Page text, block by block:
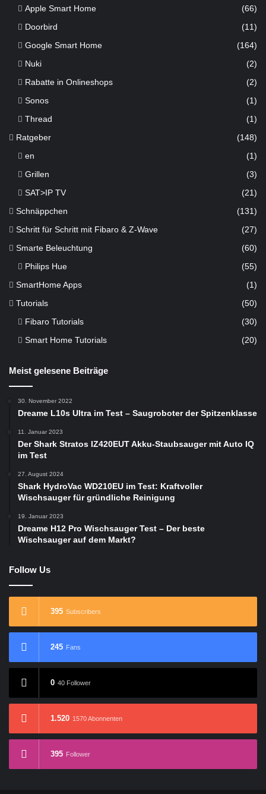
Apple Smart Home
(66)
Doorbird
(11)
Google Smart Home
(164)
Nuki
(2)
Rabatte in Onlineshops
(2)
Sonos
(1)
Thread
(1)
Ratgeber (148)
en
(1)
Grillen
(3)
SAT>IP TV
(21)
Schnäppchen (131)
Schritt für Schritt mit Fibaro & Z-Wave (27)
Smarte Beleuchtung (60)
Philips Hue (55)
SmartHome Apps (1)
Tutorials (50)
Fibaro Tutorials
(30)
Smart Home Tutorials
(20)
Meist gelesene Beiträge
30. November 2022
Dreame L10s Ultra im Test – Saugroboter der Spitzenklasse
11. Januar 2023
Der Shark Stratos IZ420EUT Akku-Staubsauger mit Auto IQ
im Test
27. August 2024
Shark HydroVac WD210EU im Test: Kraftvoller
Wischsauger für gründliche Reinigung
19. Januar 2023
Dreame H12 Pro Wischsauger Test – Der beste
Wischsauger auf dem Markt?
Follow Us
395 Subscribers
245 Fans
0 40 Follower
1.520 1570 Abonnenten
395 Follower